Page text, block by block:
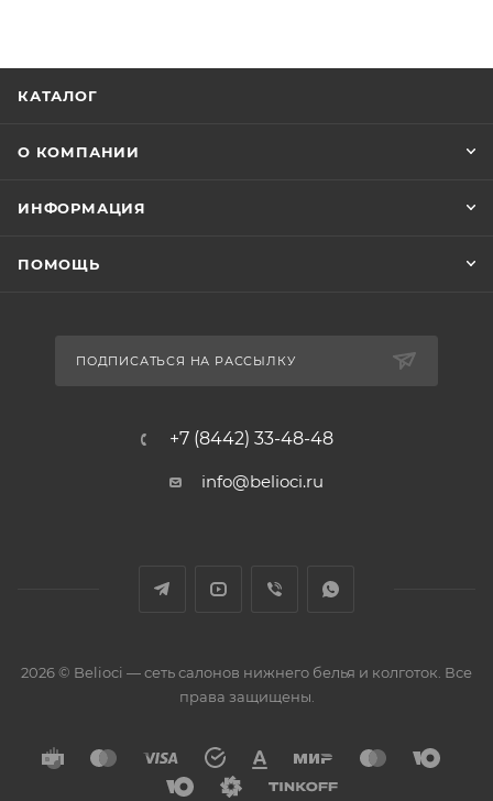
КАТАЛОГ
О КОМПАНИИ
ИНФОРМАЦИЯ
ПОМОЩЬ
ПОДПИСАТЬСЯ НА РАССЫЛКУ
+7 (8442) 33-48-48
info@belioci.ru
2026 © Belioci — сеть салонов нижнего белья и колготок. Все
права защищены.